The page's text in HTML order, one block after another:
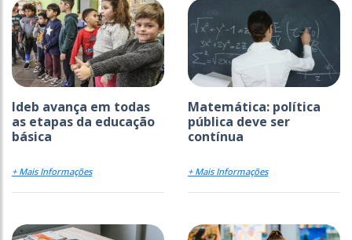
Ideb avança em todas
as etapas da educação
básica
+ Mais Informações
Matemática: política
pública deve ser
contínua
+ Mais Informações